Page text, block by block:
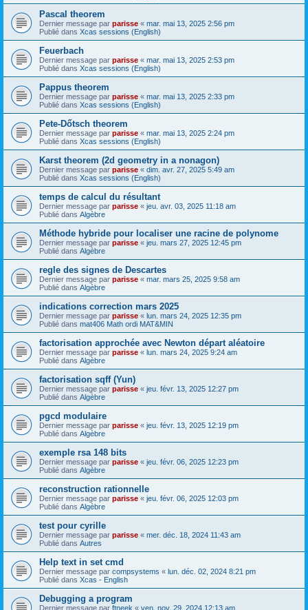
Pascal theorem
Dernier message par parisse « mar. mai 13, 2025 2:56 pm
Publié dans Xcas sessions (English)
Feuerbach
Dernier message par parisse « mar. mai 13, 2025 2:53 pm
Publié dans Xcas sessions (English)
Pappus theorem
Dernier message par parisse « mar. mai 13, 2025 2:33 pm
Publié dans Xcas sessions (English)
Pete-Dőtsch theorem
Dernier message par parisse « mar. mai 13, 2025 2:24 pm
Publié dans Xcas sessions (English)
Karst theorem (2d geometry in a nonagon)
Dernier message par parisse « dim. avr. 27, 2025 5:49 am
Publié dans Xcas sessions (English)
temps de calcul du résultant
Dernier message par parisse « jeu. avr. 03, 2025 11:18 am
Publié dans Algèbre
Méthode hybride pour localiser une racine de polynome
Dernier message par parisse « jeu. mars 27, 2025 12:45 pm
Publié dans Algèbre
regle des signes de Descartes
Dernier message par parisse « mar. mars 25, 2025 9:58 am
Publié dans Algèbre
indications correction mars 2025
Dernier message par parisse « lun. mars 24, 2025 12:35 pm
Publié dans mat406 Math ordi MAT&MIN
factorisation approchée avec Newton départ aléatoire
Dernier message par parisse « lun. mars 24, 2025 9:24 am
Publié dans Algèbre
factorisation sqff (Yun)
Dernier message par parisse « jeu. févr. 13, 2025 12:27 pm
Publié dans Algèbre
pgcd modulaire
Dernier message par parisse « jeu. févr. 13, 2025 12:19 pm
Publié dans Algèbre
exemple rsa 148 bits
Dernier message par parisse « jeu. févr. 06, 2025 12:23 pm
Publié dans Algèbre
reconstruction rationnelle
Dernier message par parisse « jeu. févr. 06, 2025 12:03 pm
Publié dans Algèbre
test pour cyrille
Dernier message par parisse « mer. déc. 18, 2024 11:43 am
Publié dans Autres
Help text in set cmd
Dernier message par compsystems « lun. déc. 02, 2024 8:21 pm
Publié dans Xcas - English
Debugging a program
Dernier message par ftneek « ven. nov. 29, 2024 12:13 am